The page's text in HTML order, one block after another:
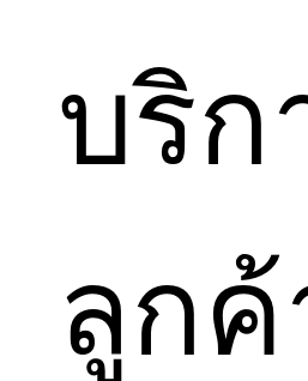
บริก
ลูก